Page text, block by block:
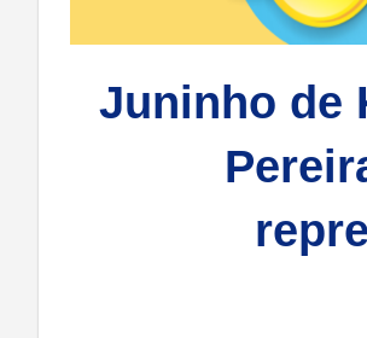
Juninho de